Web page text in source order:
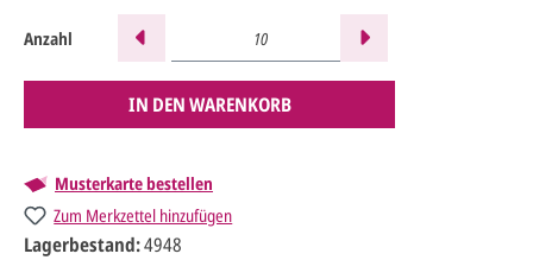
Anzahl
IN DEN WARENKORB
Musterkarte bestellen
Zum Merkzettel hinzufügen
Lagerbestand:4948